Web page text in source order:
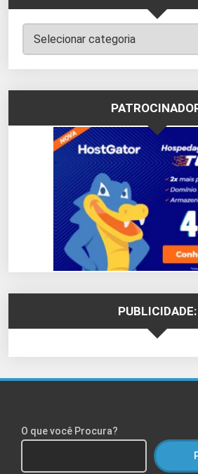
Categorias
PUBLICIDADE:
O que você Procura?